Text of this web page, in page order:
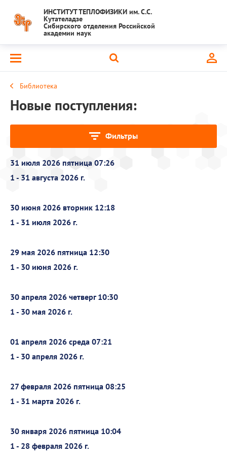
ИНСТИТУТ ТЕПЛОФИЗИКИ им. С.С.
Кутателадзе
Сибирского отделения Российской
академии наук
Библиотека
Новые поступления:
Фильтры
31 июля 2026 пятница 07:26
1 - 31 августа 2026 г.
30 июня 2026 вторник 12:18
1 - 31 июля 2026 г.
29 мая 2026 пятница 12:30
1 - 30 июня 2026 г.
30 апреля 2026 четверг 10:30
1 - 30 мая 2026 г.
01 апреля 2026 среда 07:21
1 - 30 апреля 2026 г.
27 февраля 2026 пятница 08:25
1 - 31 марта 2026 г.
30 января 2026 пятница 10:04
1 - 28 февраля 2026 г.